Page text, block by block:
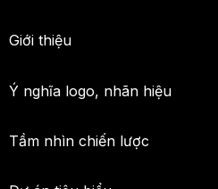
Giới thiệu
Ý nghĩa logo, nhãn hiệu
Tầm nhìn chiến lược